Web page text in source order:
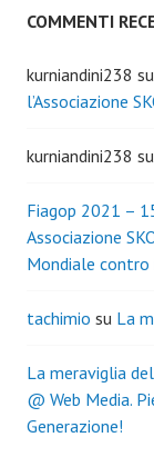
COMMENTI
kurniandini238 su
l’Associazione
kurniandini238 su
Fiagop 2021 –
Associazione
Mondiale
tachimio su La
La meraviglia
@ Web Media.
Generazione!